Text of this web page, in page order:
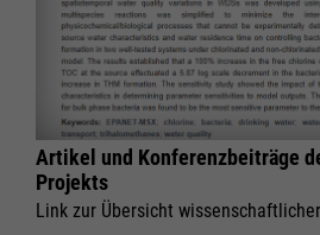
Artikel und Konferenzbeiträge
Projekts
Link zur Übersicht